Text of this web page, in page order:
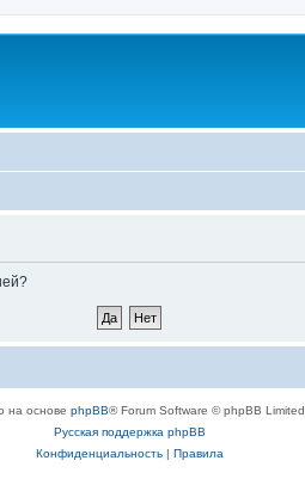
на основе phpBB® Forum Software © phpBB Limited
Русская поддержка phpBB
Конфиденциальность| Правила